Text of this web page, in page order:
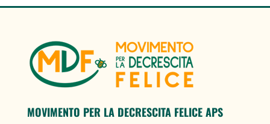
MOVIMENTO PER LA DECRESCITA FELICE APS